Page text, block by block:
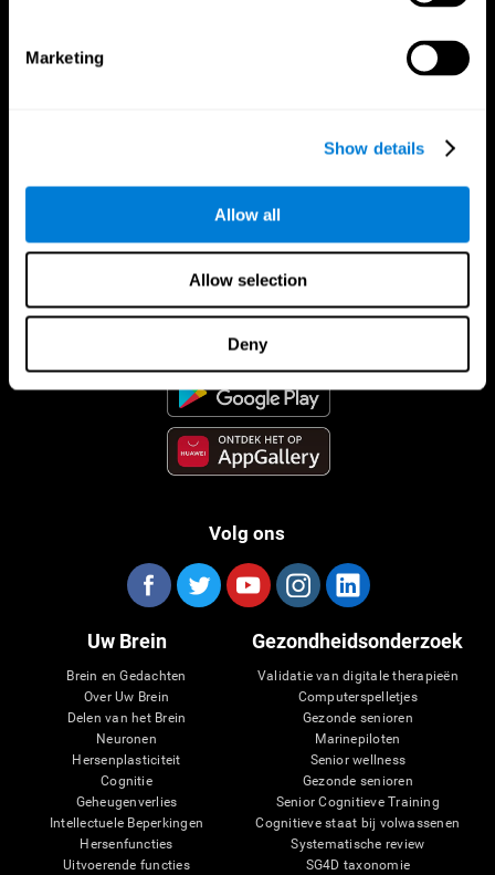
Marketing
Show details
Allow all
Allow selection
Deny
CogniFit App
Volg ons
Uw Brein
Brein en Gedachten
Over Uw Brein
Delen van het Brein
Neuronen
Hersenplasticiteit
Cognitie
Geheugenverlies
Intellectuele Beperkingen
Hersenfuncties
Uitvoerende functies
Gezondheidsonderzoek
Validatie van digitale therapieën
Computerspelletjes
Gezonde senioren
Marinepiloten
Senior wellness
Gezonde senioren
Senior Cognitieve Training
Cognitieve staat bij volwassenen
Systematische review
SG4D taxonomie